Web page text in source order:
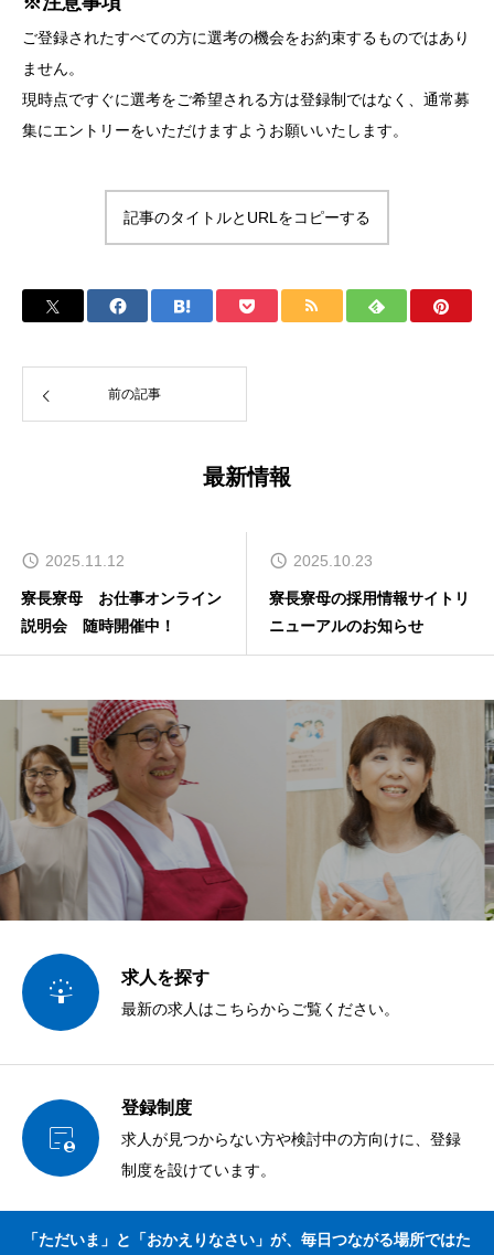
ご登録されたすべての方に選考の機会をお約束するものではあり
ません。
現時点ですぐに選考をご希望される方は登録制ではなく、通常募
集にエントリーをいただけますようお願いいたします。
記事のタイトルとURLをコピーする
前の記事
最新情報
2025.11.12
寮長寮母 お仕事オンライン
説明会 随時開催中！
2025.10.23
寮長寮母の採用情報サイトリ
ニューアルのお知らせ
 求人を探す
最新の求人はこちらからご覧ください。

登録制度
求人が見つからない方や検討中の方向けに、登録
制度を設けています。
「ただいま」と「おかえりなさい」が、毎日つながる場所ではた